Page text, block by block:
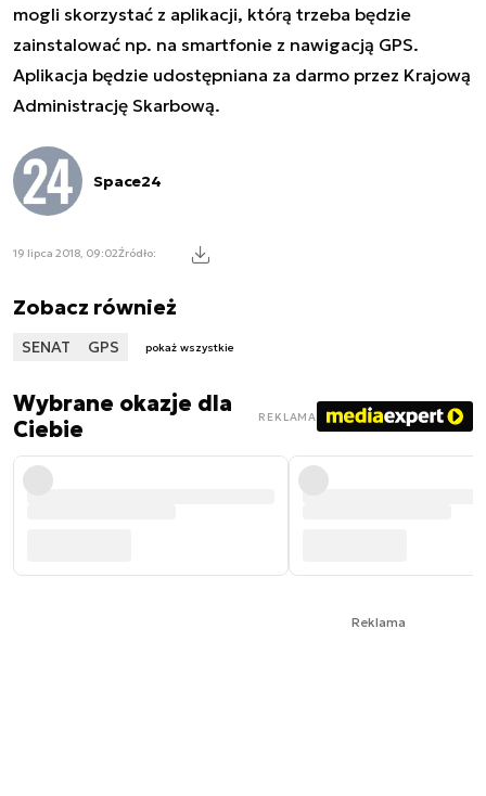
mogli skorzystać z aplikacji, którą trzeba będzie
zainstalować np. na smartfonie z nawigacją GPS.
Aplikacja będzie udostępniana za darmo przez Krajową
Administrację Skarbową.
Space24
19 lipca 2018, 09:02Źródło:
Zobacz również
SENAT GPS pokaż wszystkie
Wybrane okazje dla
Ciebie
REKLAMA
Reklama